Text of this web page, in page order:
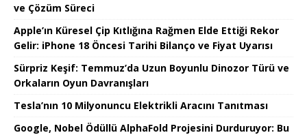
ve Çözüm Süreci
Apple’ın Küresel Çip Kıtlığına Rağmen Elde Ettiği Rekor
Gelir: iPhone 18 Öncesi Tarihi Bilanço ve Fiyat Uyarısı
Sürpriz Keşif: Temmuz’da Uzun Boyunlu Dinozor Türü ve
Orkaların Oyun Davranışları
Tesla’nın 10 Milyonuncu Elektrikli Aracını Tanıtması
Google, Nobel Ödüllü AlphaFold Projesini Durduruyor: Bu